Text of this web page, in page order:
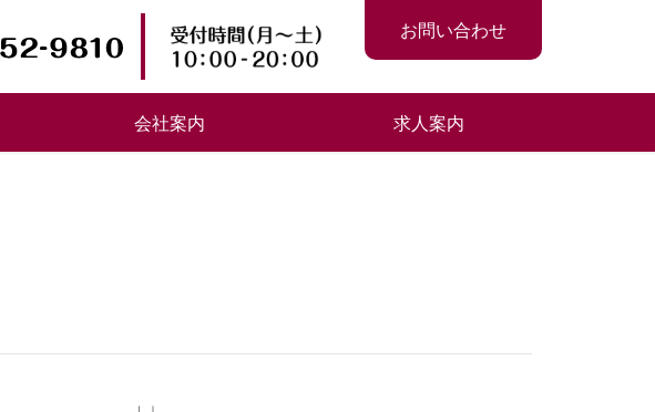
お問い合わせ
会社案内 求人案内